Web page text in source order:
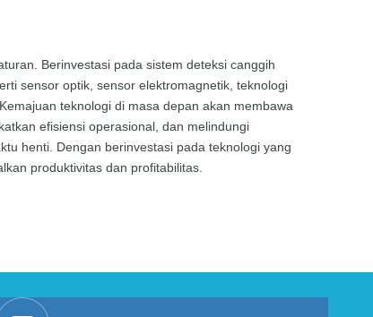
Berinvestasi pada sistem deteksi canggih
sensor optik, sensor elektromagnetik, teknologi
teknologi di masa depan akan membawa
efisiensi operasional, dan melindungi
henti. Dengan berinvestasi pada teknologi yang
produktivitas dan profitabilitas.